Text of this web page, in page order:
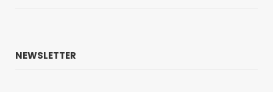
NEWSLETTER